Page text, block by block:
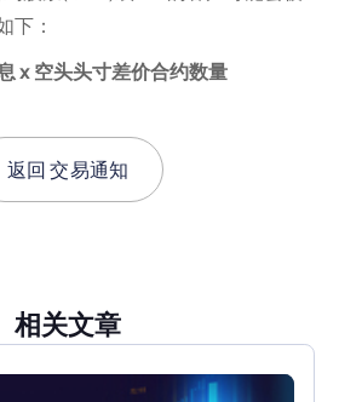
下：
x 空头头寸差价合约数量
返回交易通知
相关文章